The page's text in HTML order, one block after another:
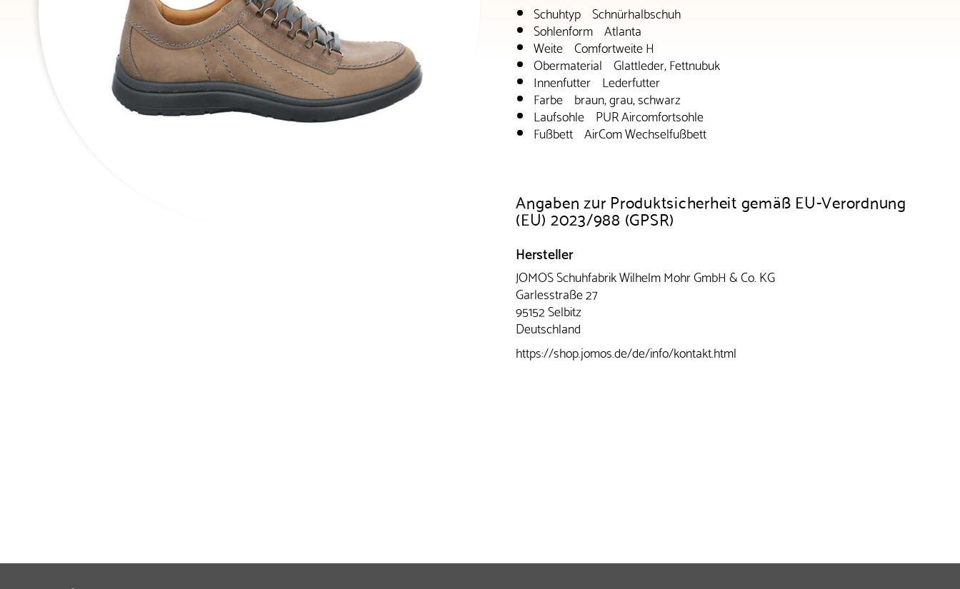
Schuhtyp Schnürhalbschuh
Sohlenform Atlanta
Weite Comfortweite H
Obermaterial Glattleder, Fettnubuk
Innenfutter Lederfutter
Farbe braun, grau, schwarz
Laufsohle PUR Aircomfortsohle
Fußbett AirCom Wechselfußbett
Angaben zur Produktsicherheit gemäß EU-Verordnung
(EU) 2023/988 (GPSR)
Hersteller
JOMOS Schuhfabrik Wilhelm Mohr GmbH & Co. KG
Garlesstraße 27
95152 Selbitz
Deutschland
https://shop.jomos.de/de/info/kontakt.html